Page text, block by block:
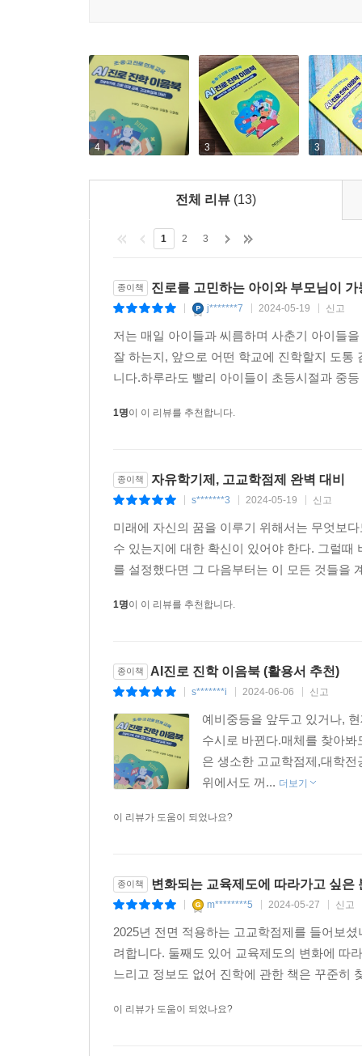
4 3 3
전체 리뷰 (13)
1 2 3
종이책 진로를 고민하는 아이와 부모님이
j*******7 2024-05-19 신고
저는 매일 아이들과 씨름하며 사춘기 아이들
잘 하는지, 앞으로 어떤 학교에 진학할지 도
니다.하루라도 빨리 아이들이 초등시절과 중
1명이 이 리뷰를 추천합니다.
종이책 자유학기제, 고교학점제 완벽 대비
s*******3 2024-05-19 신고
미래에 자신의 꿈을 이루기 위해서는 무엇보
수 있는지에 대한 확신이 있어야 한다. 그럴
를 설정했다면 그 다음부터는 이 모든 것들을
1명이 이 리뷰를 추천합니다.
종이책 AI진로 진학 이음북 (활용서 추천)
s*******i 2024-06-06 신고
예비중등을 앞두고 있거나,
수시로 바뀐다.매체를 찾아
은 생소한 고교학점제,대학
위에서도 꺼... 더보기
이 리뷰가 도움이 되었나요?
종이책 변화되는 교육제도에 따라가고 싶은
m********5 2024-05-27 신고
2025년 전면 적용하는 고교학점제를 들어보
려합니다. 둘째도 있어 교육제도의 변화에 따
느리고 정보도 없어 진학에 관한 책은 꾸준히
이 리뷰가 도움이 되었나요?